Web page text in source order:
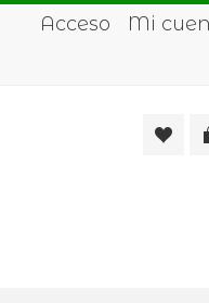
Acceso Mi